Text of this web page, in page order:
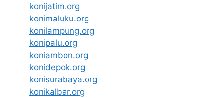
konijatim.org
konimaluku.org
konilampung.org
konipalu.org
koniambon.org
konidepok.org
konisurabaya.org
konikalbar.org